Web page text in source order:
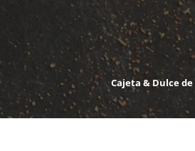
Cajeta & Dulce